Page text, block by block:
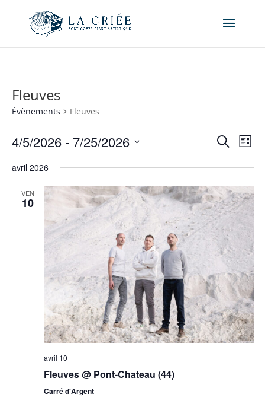
Fleuves
Évènements Fleuves
de
vues
Recherche
de
Liste
4/5/2026 - 7/25/2026
une
avril 2026
VEN
10
avril 10
Fleuves @ Pont-Chateau (44)
Carré d'Argent